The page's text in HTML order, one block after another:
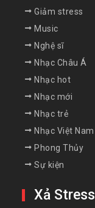
Giảm stress
Music
Nghệ sĩ
Nhạc Châu Á
Nhạc hot
Nhạc mới
Nhạc trẻ
Nhạc Việt Nam
Phong Thủy
Sự kiện
Xả Stress